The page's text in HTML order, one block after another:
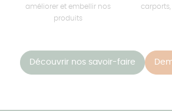
améliorer et embellir nos
produits
Découvrir nos savoir-faire